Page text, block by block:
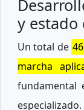
y estado
Un total de
marcha
fundamental